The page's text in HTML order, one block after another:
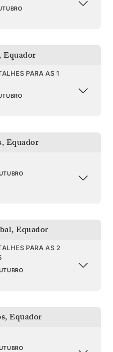
, Equador
PARA AS 1
, Equador
, Equador
PARA AS 2
, Equador